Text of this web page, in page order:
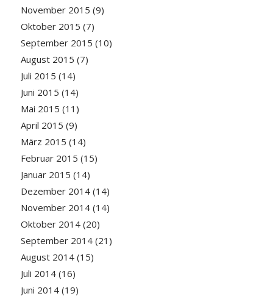
November 2015 (9)
Oktober 2015 (7)
September 2015 (10)
August 2015 (7)
Juli 2015 (14)
Juni 2015 (14)
Mai 2015 (11)
April 2015 (9)
März 2015 (14)
Februar 2015 (15)
Januar 2015 (14)
Dezember 2014(14)
November 2014(14)
Oktober 2014(20)
September 2014(21)
August 2014(15)
Juli 2014(16)
Juni 2014(19)